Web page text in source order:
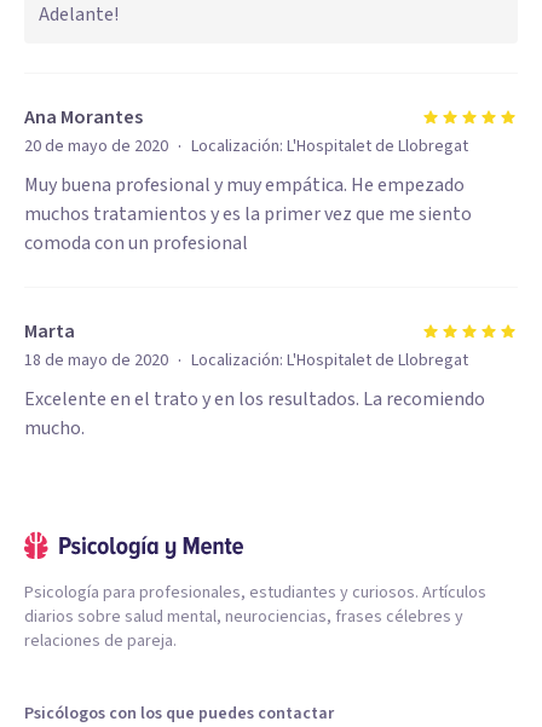
Adelante!
Ana Morantes
20 de mayo de 2020 · Localización: L'Hospitalet de Llobregat
Muy buena profesional y muy empática. He empezado
muchos tratamientos y es la primer vez que me siento
comoda con un profesional
Marta
18 de mayo de 2020 · Localización: L'Hospitalet de Llobregat
Excelente en el trato y en los resultados. La recomiendo
mucho.
Psicología para profesionales, estudiantes y curiosos. Artículos
diarios sobre salud mental, neurociencias, frases célebres y
relaciones de pareja.
Psicólogos con los que puedes contactar